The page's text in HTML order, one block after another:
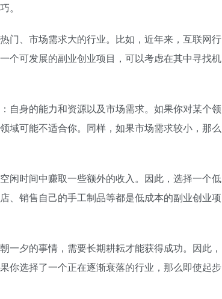
。
门、市场需求大的行业。比如，近年来，互联网行
个可发展的副业创业项目，可以考虑在其中寻找机
自身的能力和资源以及市场需求。如果你对某个领
域可能不适合你。同样，如果市场需求较小，那么
闲时间中赚取一些额外的收入。因此，选择一个低
、销售自己的手工制品等都是低成本的副业创业项
夕的事情，需要长期耕耘才能获得成功。因此，
你选择了一个正在逐渐衰落的行业，那么即使起步